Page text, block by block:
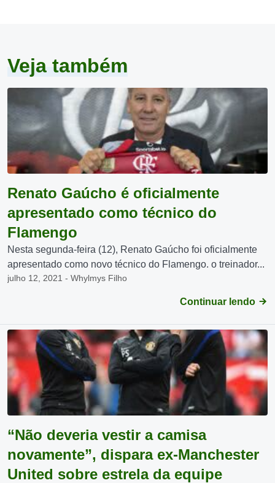
Veja também
Renato Gaúcho é oficialmente
apresentado como técnico do
Flamengo
Nesta segunda-feira (12), Renato Gaúcho foi oficialmente
apresentado como novo técnico do Flamengo. o treinador...
julho 12, 2021 - Whylmys Filho
Continuar lendo
“Não deveria vestir a camisa
novamente”, dispara ex-Manchester
United sobre estrela da equipe